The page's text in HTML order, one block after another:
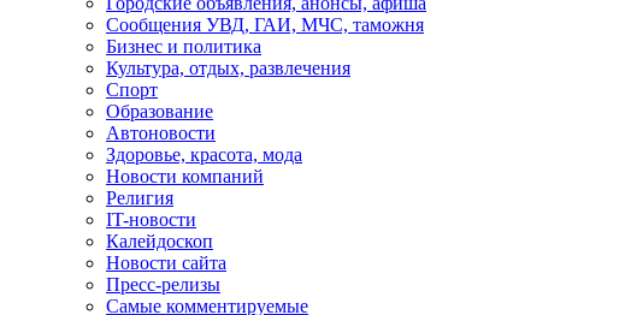
Сообщения УВД, ГАИ, МЧС, таможня
Бизнес и политика
Культура, отдых, развлечения
Спорт
Образование
Автоновости
Здоровье, красота, мода
Новости компаний
Религия
IT-новости
Калейдоскоп
Новости сайта
Пресс-релизы
Самые комментируемые